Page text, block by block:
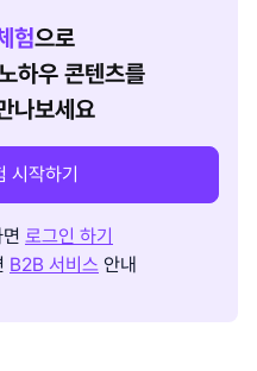
험으로
하우 콘텐츠를
나보세요
시작하기
로그인 하기
B2B 서비스 안내